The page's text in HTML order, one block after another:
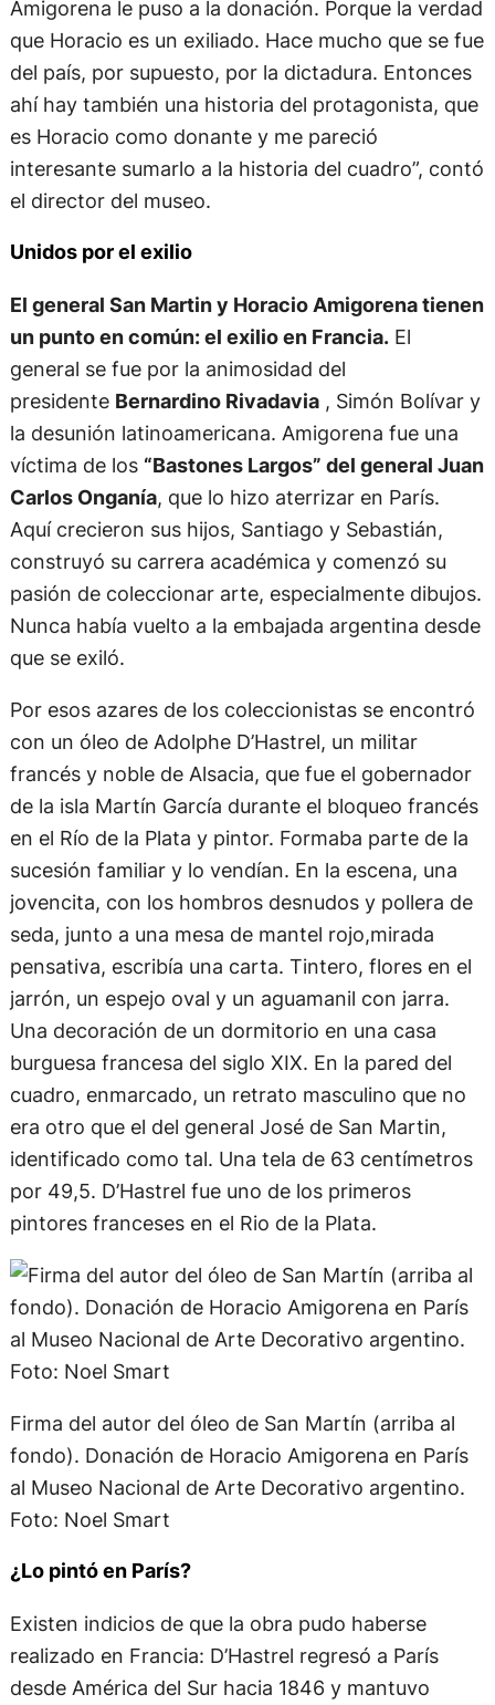
Amigorena le puso a la donación. Porque la verdad
que Horacio es un exiliado. Hace mucho que se fue
del país, por supuesto, por la dictadura. Entonces
ahí hay también una historia del protagonista, que
es Horacio como donante y me pareció
interesante sumarlo a la historia del cuadro”, contó
el director del museo.
Unidos por el exilio
El general San Martin y Horacio Amigorena tienen
un punto en común: el exilio en Francia.El
general se fue por la animosidad del
presidente Bernardino Rivadavia, Simón Bolívar y
la desunión latinoamericana. Amigorena fue una
víctima de los “Bastones Largos” del general Juan
Carlos Onganía, que lo hizo aterrizar en París.
Aquí crecieron sus hijos, Santiago y Sebastián,
construyó su carrera académica y comenzó su
pasión de coleccionar arte, especialmente dibujos.
Nunca había vuelto a la embajada argentina desde
que se exiló.
Por esos azares de los coleccionistas se encontró
con un óleo de Adolphe D’Hastrel, un militar
francés y noble de Alsacia, que fue el gobernador
de la isla Martín García durante el bloqueo francés
en el Río de la Plata y pintor. Formaba parte de la
sucesión familiar y lo vendían. En la escena, una
jovencita, con los hombros desnudos y pollera de
seda, junto a una mesa de mantel rojo,mirada
pensativa, escribía una carta. Tintero, flores en el
jarrón, un espejo oval y un aguamanil con jarra.
Una decoración de un dormitorio en una casa
burguesa francesa del siglo XIX. En la pared del
cuadro, enmarcado, un retrato masculino que no
era otro que el del general José de San Martin,
identificado como tal. Una tela de 63 centímetros
por 49,5. D’Hastrel fue uno de los primeros
pintores franceses en el Rio de la Plata.
Firma del autor del óleo de San Martín (arriba al
fondo). Donación de Horacio Amigorena en París
al Museo Nacional de Arte Decorativo argentino.
Foto: Noel Smart
¿Lo pintó en París?
Existen indicios de que la obra pudo haberse
realizado en Francia: D’Hastrel regresó a París
desde América del Sur hacia 1846 y mantuvo